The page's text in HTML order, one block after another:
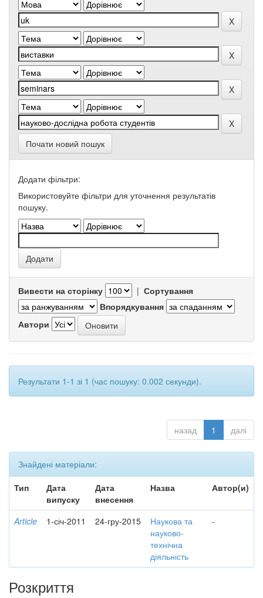
Почати новий пошук
Додати фільтри:
Використовуйте фільтри для уточнення результатів
пошуку.
Вивести на сторінку | Сортування
Впорядкування
Автори
Результати 1-1 зі 1 (час пошуку: 0.002 секунди).
назад 1 далі
Знайдені матеріали:
Тип
Дата
випуску
Дата
внесення
Назва Автор(и)
Article 1-січ-2011 24-гру-2015
Наукова та
науково-
технічна
діяльність
-
Розкриття